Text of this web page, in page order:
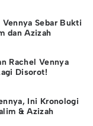
Sebar Bukti
dan Azizah
Rachel Vennya
Disorot!
Ini Kronologi
& Azizah